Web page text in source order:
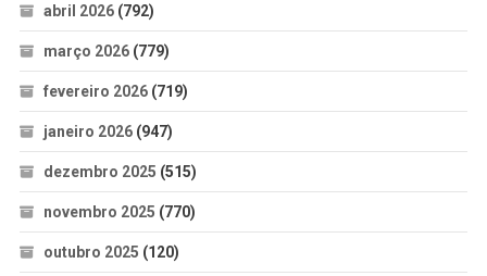
abril 2026(792)
março 2026(779)
fevereiro 2026(719)
janeiro 2026(947)
dezembro 2025 (515)
novembro 2025 (770)
outubro 2025 (120)